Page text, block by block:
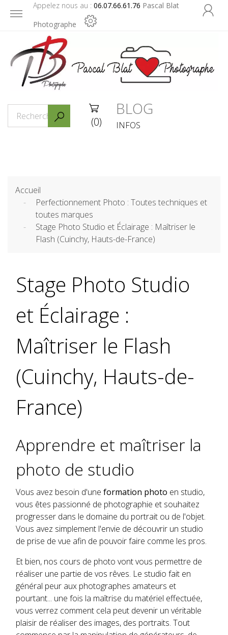
Appelez nous au : 06.07.66.61.76 Pascal Blat
Photographe



(0)
BLOG
INFOS
Accueil
Perfectionnement Photo : Toutes techniques et
toutes marques
Stage Photo Studio et Éclairage : Maîtriser le
Flash (Cuinchy, Hauts-de-France)
Stage Photo Studio
et Éclairage :
Maîtriser le Flash
(Cuinchy, Hauts-de-
France)
Apprendre et maîtriser la
photo de studio
Vous avez besoin d'une formation photo en studio,
vous êtes passionné de photographie et souhaitez
progresser dans le domaine du portrait ou de l'objet.
Vous avez simplement l'envie de découvrir un studio
de prise de vue afin de pouvoir faire comme les pros.
Et bien, nos cours de photo vont vous permettre de
réaliser une partie de vos rêves. Le studio fait en
général peur aux photographes amateurs et
pourtant... une fois la maîtrise du matériel effectuée,
vous verrez comment cela peut devenir un véritable
plaisir de réaliser des images, des portraits. Tout